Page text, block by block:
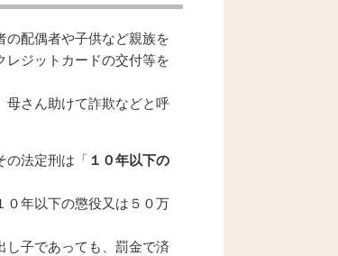
配偶者や子供など親族を
ジットカードの交付等を
母さん助けて詐欺などと呼
の法定刑は「 １０年以下の
０年以下の懲役又は５０万
し子であっても、罰金で済